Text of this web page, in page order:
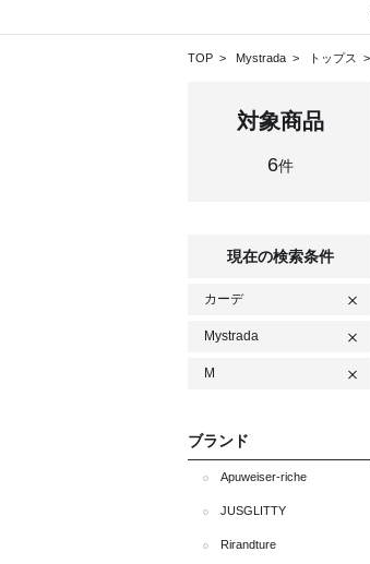
TOP Mystrada トップス
対象商品
6件
現在の検索条件
カーデ
Mystrada
M
ブランド
Apuweiser-riche
JUSGLITTY
Rirandture